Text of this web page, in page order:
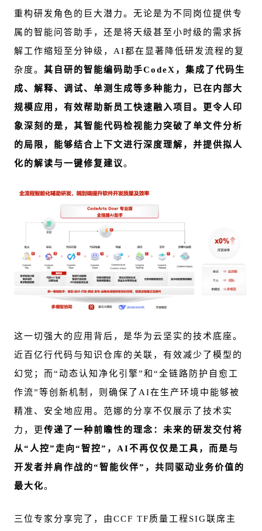
重构研发角色的巨大潜力。无论是为不同岗位提供专
属的智能问答助手，还是将天级甚至小时级的需求拆
解工作缩短至分钟级，AI都在显著降低研发流程的复
杂度。 其自研的智能编码助手CodeX，集成了代码生
成、解释、调试、单测生成等多种能力，已在内部大
规模应用，有效帮助新员工快速融入项目。更令人印
象深刻的是，其智能代码检视能力突破了单文件分析
的局限，能够结合上下文进行深度理解，并提供拟人
化的解读与一键修复建议。
这一切强大的应用背后，是华为云坚实的技术底座。
近百亿行代码与知识仓库的关联，有效减少了模型的
幻觉；而“动态认知净化引擎”和“全链路防护自愈工
作流”等创新机制，则确保了AI在生产环境中能够被
精准、安全地应用。范娜的分享不仅展示了技术实
力，更 传递了一种前瞻性的理念：未来的研发交付将
从“人控”走向“智控”，AI不再仅仅是工具，而是与
开发者并肩作战的“智能伙伴”，共同驱动业务价值的
最大化。
三位专家分享完了，由CCF TF质量工程SIG联席主